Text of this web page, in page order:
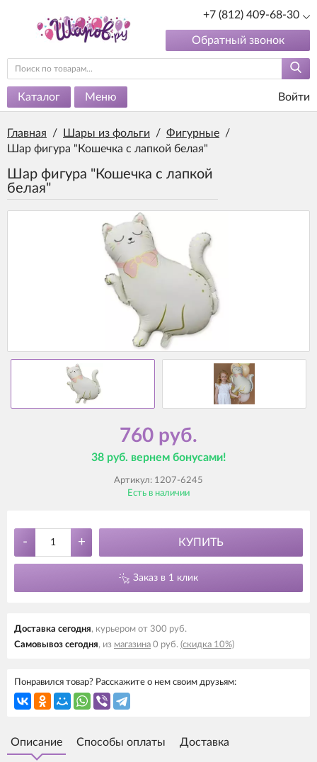
+7 (812) 409-68-30
Обратный звонок
Каталог Меню Войти
Главная / Шары из фольги / Фигурные /
Шар фигура "Кошечка с лапкой белая"
Шар фигура "Кошечка с лапкой
белая"
760 руб.
38 руб. вернем бонусами!
Артикул: 1207-6245
Есть в наличии
- + КУПИТЬ
Заказ в 1 клик
Доставка cегодня, курьером от 300 руб.
Самовывоз cегодня, из магазина 0 руб. (скидка 10%)
Понравился товар? Расскажите о нем своим друзьям:
Описание Способы оплаты Доставка